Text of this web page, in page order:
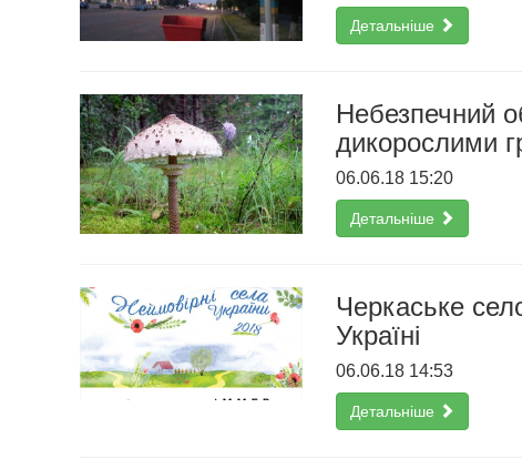
Детальніше
Небезпечний
дикорослими
06.06.18 15:20
Детальніше
Черкаське
Україні
06.06.18 14:53
Детальніше